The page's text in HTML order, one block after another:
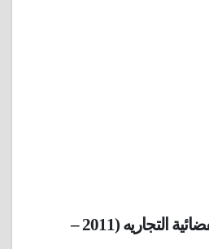
برنامج الرحلات الفضائية التجاريه (2011 –